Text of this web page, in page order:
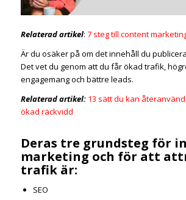
Relaterad artikel: 7 steg till content
Är du osäker på om det innehåll du
Det vet du genom att du får ökad trafik,
engagemang och bättre leads.
Relaterad artikel: 13 sätt du kan
ökad räckvidd
Deras tre grundsteg för
marketing och för att
trafik är:
SEO